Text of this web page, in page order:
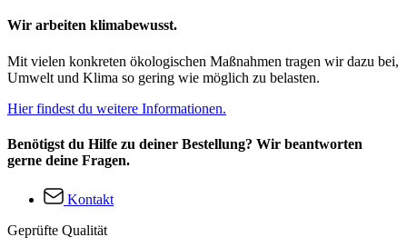
Wir arbeiten klimabewusst.
Mit vielen konkreten ökologischen Maßnahmen tragen wir dazu bei,
Umwelt und Klima so gering wie möglich zu belasten.
Hier findest du weitere Informationen.
Benötigst du Hilfe zu deiner Bestellung? Wir beantworten
gerne deine Fragen.
Kontakt
Geprüfte Qualität